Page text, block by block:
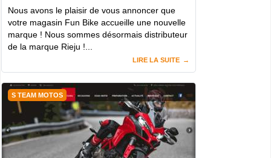
Nous avons le plaisir de vous annoncer que
votre magasin Fun Bike accueille une nouvelle
marque ! Nous sommes désormais distributeur
de la marque Rieju !...
LIRE LA SUITE
S TEAM MOTOS